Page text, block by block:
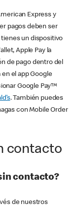
Express y
pagos deben ser
tienes un dispositivo
Apple Pay la
de pago dentro del
en el app Google
Google Pay™
. También puedes
con Mobile Order
contacto
contacto?
de nuestros